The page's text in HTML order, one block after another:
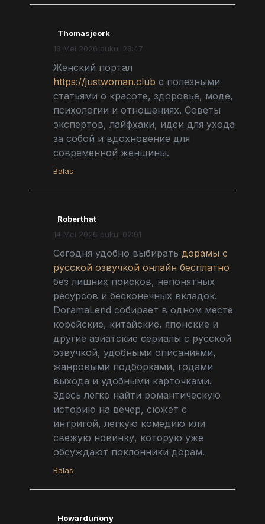
Thomasjeork
13 Mei 2026 pukul 23:47
Женский портал
https://justwoman.club с полезными
статьями о красоте, здоровье, моде,
психологии и отношениях. Советы
экспертов, лайфхаки, идеи для ухода
за собой и вдохновение для
современной женщины.
Balas
Roberthat
14 Mei 2026 pukul 02:01
Сегодня удобно выбирать дорамы с
русской озвучкой онлайн бесплатно
без лишних поисков, непонятных
ресурсов и бесконечных вкладок.
DoramaLend собирает в одном месте
корейские, китайские, японские и
другие азиатские сериалы с русской
озвучкой, удобными описаниями,
жанровыми подборками, годами
выхода и удобными карточками.
Здесь легко найти романтическую
историю на вечер, сюжет с
интригой, легкую комедию или
свежую новинку, которую уже
обсуждают поклонники дорам.
Balas
Howardunony